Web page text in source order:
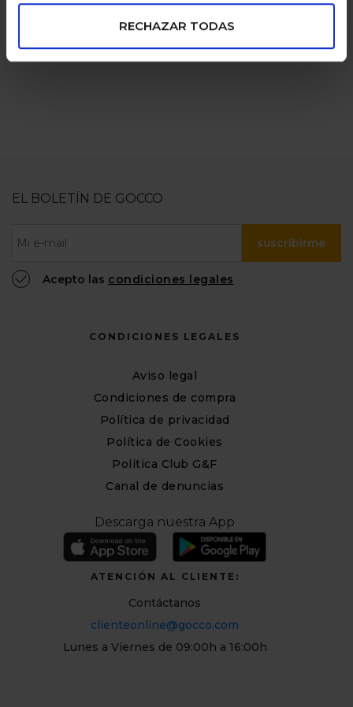
RECHAZAR TODAS
pagos seguros
familias
numerosas
EL BOLETÍN DE GOCCO
suscribirme
Acepto las condiciones legales
CONDICIONES LEGALES
Aviso legal
Condiciones de compra
Política de privacidad
Política de Cookies
Política Club G&F
Canal de denuncias
Descarga nuestra App
ATENCIÓN AL CLIENTE:
Contáctanos
clienteonline@gocco.com
Lunes a Viernes de 09:00h a 16:00h